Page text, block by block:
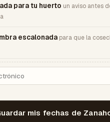
para tu huerto un aviso antes
escalonada para que la
mis fechas de